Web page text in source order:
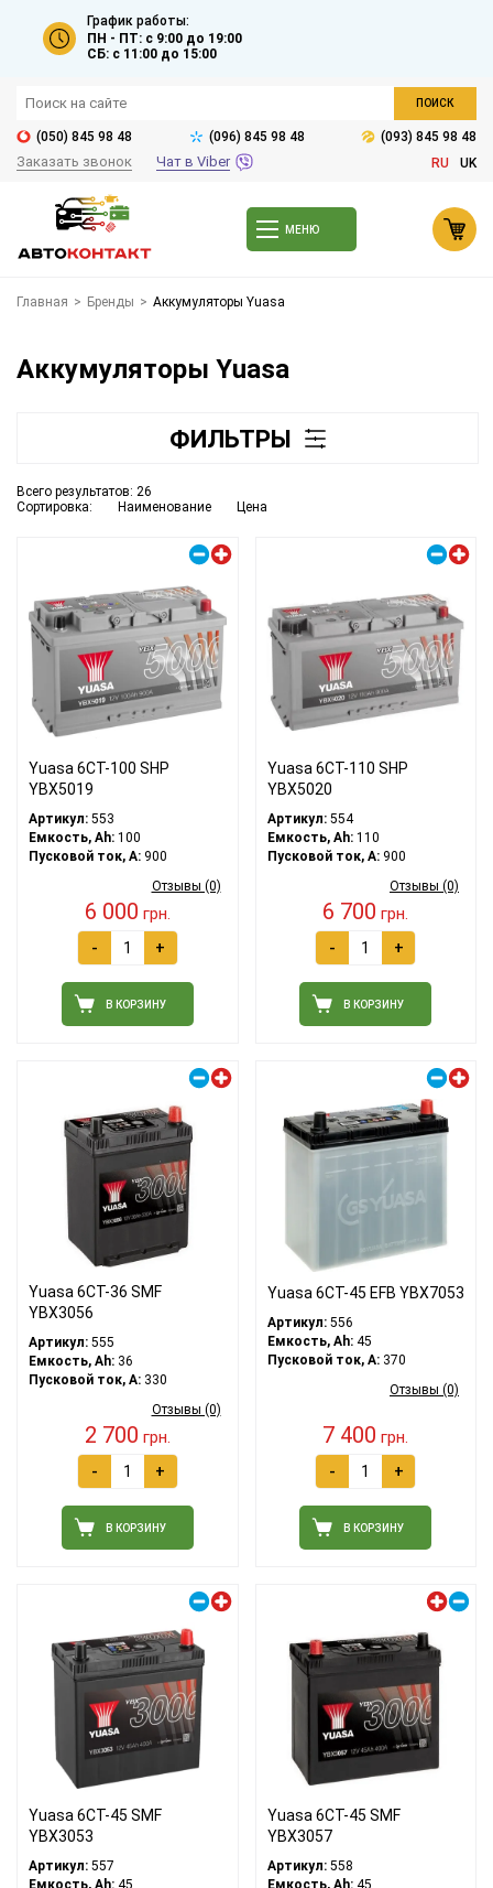
График работы:
ПН - ПТ: с 9:00 до 19:00
СБ: с 11:00 до 15:00
ПОИСК
(050) 845 98 48 (096) 845 98 48 (093) 845 98 48
Заказать звонок Чат в Viber RU UK
МЕНЮ
Главная > Бренды > Aккумуляторы Yuasa
Aккумуляторы Yuasa
ФИЛЬТРЫ
Сортировка: Наименование Цена
Всего результатов: 26
Yuasa 6СТ-100 SHP
YBX5019
Артикул: 553
Емкость, Ah: 100
Пусковой ток, A: 900
Отзывы (0)
6 000 грн.
- +
В КОРЗИНУ
Yuasa 6СТ-110 SHP
YBX5020
Артикул:554
Емкость, Ah:110
Пусковой ток, A:900
Отзывы (0)
6 700 грн.
- +
В КОРЗИНУ
Yuasa 6СТ-36 SMF
YBX3056
Артикул: 555
Емкость, Ah: 36
Пусковой ток, A: 330
Отзывы (0)
2 700 грн.
- +
В КОРЗИНУ
Yuasa 6СТ-45 EFB YBX7053
Артикул:556
Емкость, Ah:45
Пусковой ток, A:370
Отзывы (0)
7 400 грн.
- +
В КОРЗИНУ
Yuasa 6СТ-45 SMF
YBX3053
Артикул: 557
Емкость, Ah: 45
Yuasa 6СТ-45 SMF
YBX3057
Артикул:558
Емкость, Ah:45